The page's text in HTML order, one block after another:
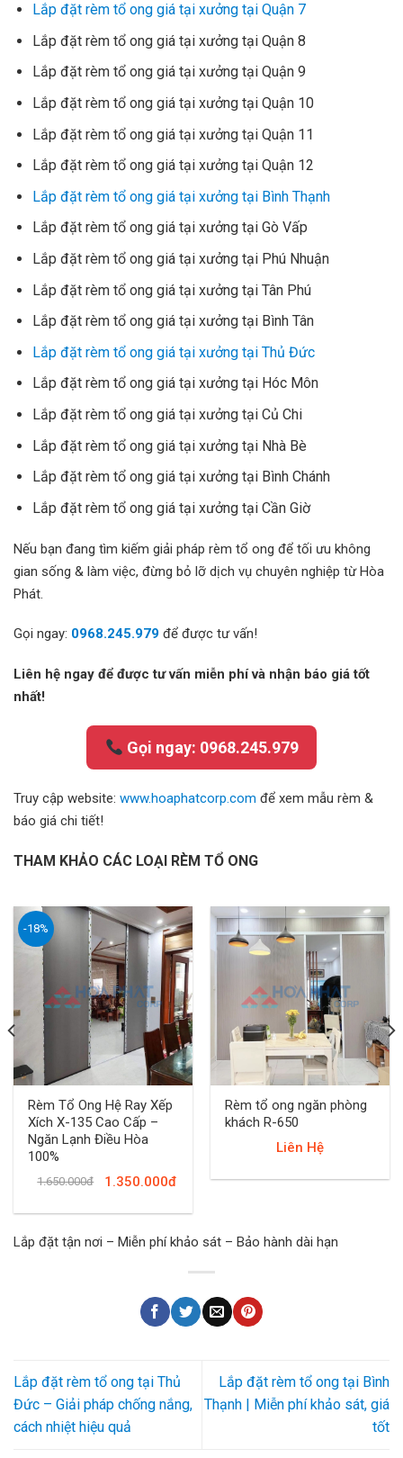
Lắp đặt rèm tổ ong giá tại xưởng tại Quận 7
Lắp đặt rèm tổ ong giá tại xưởng tại Quận 8
Lắp đặt rèm tổ ong giá tại xưởng tại Quận 9
Lắp đặt rèm tổ ong giá tại xưởng tại Quận 10
Lắp đặt rèm tổ ong giá tại xưởng tại Quận 11
Lắp đặt rèm tổ ong giá tại xưởng tại Quận 12
Lắp đặt rèm tổ ong giá tại xưởng tại Bình Thạnh
Lắp đặt rèm tổ ong giá tại xưởng tại Gò Vấp
Lắp đặt rèm tổ ong giá tại xưởng tại Phú Nhuận
Lắp đặt rèm tổ ong giá tại xưởng tại Tân Phú
Lắp đặt rèm tổ ong giá tại xưởng tại Bình Tân
Lắp đặt rèm tổ ong giá tại xưởng tại Thủ Đức
Lắp đặt rèm tổ ong giá tại xưởng tại Hóc Môn
Lắp đặt rèm tổ ong giá tại xưởng tại Củ Chi
Lắp đặt rèm tổ ong giá tại xưởng tại Nhà Bè
Lắp đặt rèm tổ ong giá tại xưởng tại Bình Chánh
Lắp đặt rèm tổ ong giá tại xưởng tại Cần Giờ
Nếu bạn đang tìm kiếm giải pháp rèm tổ ong để tối ưu không
gian sống & làm việc, đừng bỏ lỡ dịch vụ chuyên nghiệp từ Hòa
Phát.
Gọi ngay: 0968.245.979 để được tư vấn!
Liên hệ ngay để được tư vấn miễn phí và nhận báo giá tốt
nhất!
Gọi ngay: 0968.245.979
Truy cập website: www.hoaphatcorp.com để xem mẫu rèm &
báo giá chi tiết!
THAM KHẢO CÁC LOẠI RÈM TỔ ONG
-18%
Rèm Tổ Ong Hệ Ray Xếp
Xích X-135 Cao Cấp –
Ngăn Lạnh Điều Hòa
100%
1.350.000đ
1.650.000đ
Rèm tổ ong ngăn phòng
khách R-650
Liên Hệ
Lắp đặt tận nơi – Miễn phí khảo sát – Bảo hành dài hạn
Lắp đặt rèm tổ ong tại Thủ
Đức – Giải pháp chống nắng,
cách nhiệt hiệu quả
Lắp đặt rèm tổ ong tại Bình
Thạnh | Miễn phí khảo sát, giá
tốt